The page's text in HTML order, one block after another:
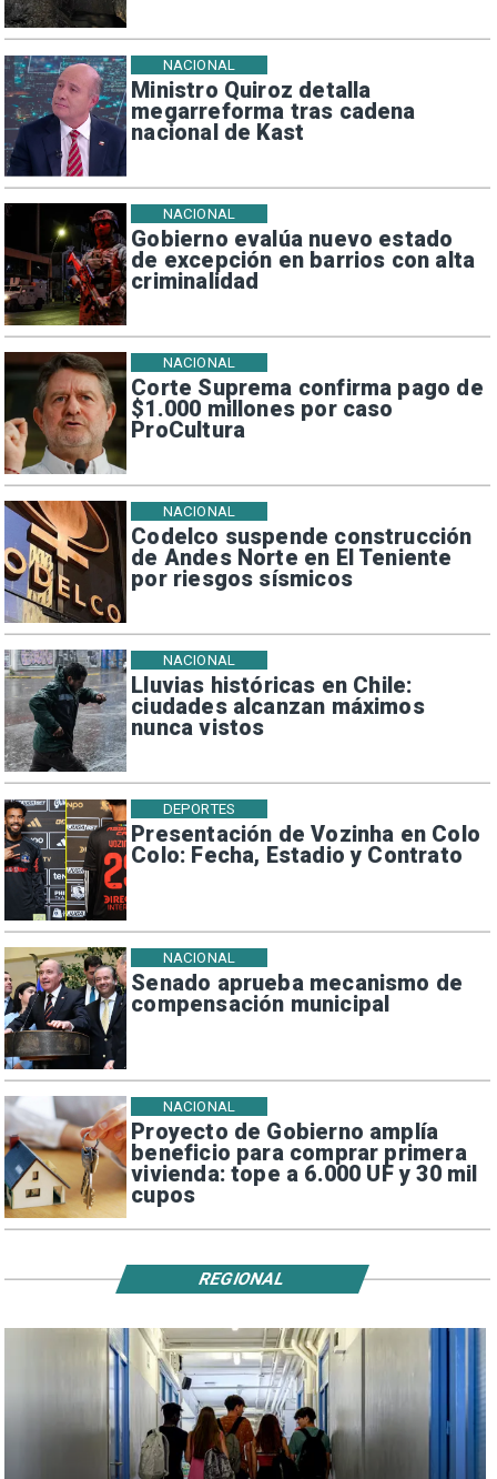
Ministro Quiroz detalla
megarreforma tras cadena
nacional de Kast
NACIONAL
Gobierno evalúa nuevo estado
de excepción en barrios con alta
criminalidad
NACIONAL
Corte Suprema confirma pago de
$1.000 millones por caso
ProCultura
NACIONAL
Codelco suspende construcción
de Andes Norte en El Teniente
por riesgos sísmicos
NACIONAL
Lluvias históricas en Chile:
ciudades alcanzan máximos
nunca vistos
NACIONAL
Presentación de Vozinha en Colo
Colo: Fecha, Estadio y Contrato
DEPORTES
Senado aprueba mecanismo de
compensación municipal
NACIONAL
Proyecto de Gobierno amplía
beneficio para comprar primera
vivienda: tope a 6.000 UF y 30 mil
cupos
NACIONAL
REGIONAL